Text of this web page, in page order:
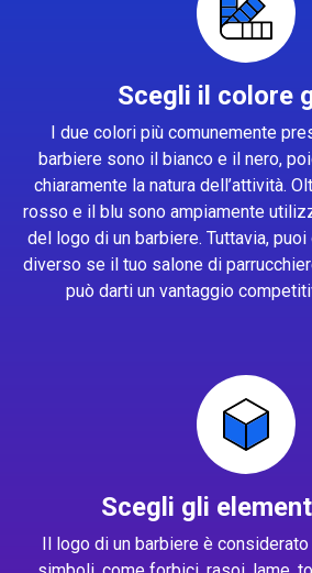
Scegli il colore
I due colori più comunemente
barbiere sono il bianco e il nero,
chiaramente la natura dell’attività.
rosso e il blu sono ampiamente
del logo di un barbiere. Tuttavia,
diverso se il tuo salone di
può darti un vantaggio
Scegli gli
Il logo di un barbiere è